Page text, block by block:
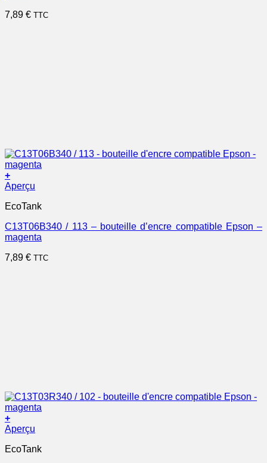
7,89 € TTC
+
Aperçu
EcoTank
C13T06B340 / 113 – bouteille d’encre compatible Epson –
magenta
7,89 € TTC
+
Aperçu
EcoTank